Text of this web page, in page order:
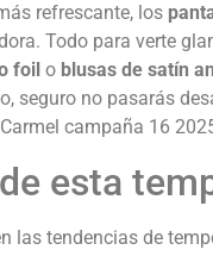
refrescante, los
Todo para verte
foil o blusas de satín
seguro no pasarás
campaña 16
esta
las tendencias de